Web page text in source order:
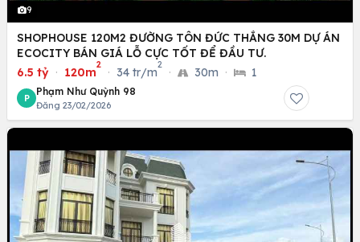
9
SHOPHOUSE 120M2 ĐƯỜNG TÔN ĐỨC THẮNG 30M DỰ ÁN
ECOCITY BÁN GIÁ LỖ CỰC TỐT ĐỂ ĐẦU TƯ.
6.5 tỷ · 120m
2
· 34 tr/m
2
· 30m · 1
P
Phạm Như Quỳnh 98
Đăng 23/02/2026